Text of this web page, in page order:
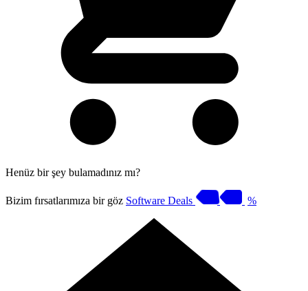
Henüz bir şey bulamadınız mı?
Bizim fırsatlarımıza bir göz Software Deals %